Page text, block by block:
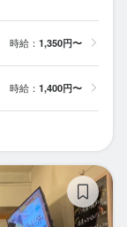
時給： 1,350円〜
時給： 1,400円〜